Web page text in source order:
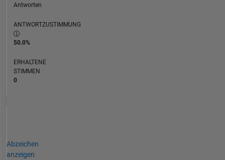
Antworten
ANTWORTZUSTIMMUNG
50.0%
ERHALTENE
STIMMEN
0
Abzeichen
anzeigen